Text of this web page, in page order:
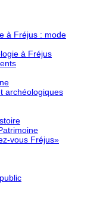
à Fréjus : mode
à Fréjus
archéologiques
vous Fréjus»